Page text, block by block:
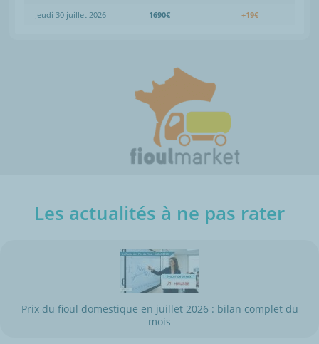
Jeudi 30 juillet 2026 1690€ +19€
Les actualités à ne pas rater
Prix du fioul domestique en juillet 2026 : bilan complet du
mois